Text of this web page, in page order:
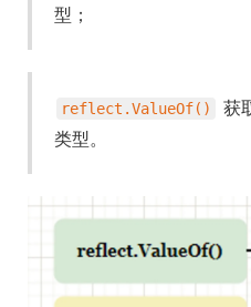
型；
reflect.ValueOf() 获
类型。